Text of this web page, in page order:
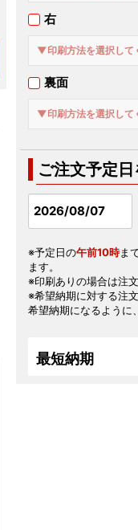
右
▼印刷方法を選択して
裏面
▼印刷方法を選択して
ご注文予定
※予定日の午前10時ま
ます。
※印刷ありの場合は注
※希望納期に対する注
希望納期になるように
最短納期